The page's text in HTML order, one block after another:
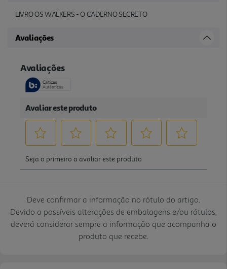
LIVRO OS WALKERS - O CADERNO SECRETO
Avaliações
Deve confirmar a informação no rótulo do artigo.
Devido a possíveis alterações de embalagens e/ou rótulos,
deverá considerar sempre a informação que acompanha o
produto que recebe.